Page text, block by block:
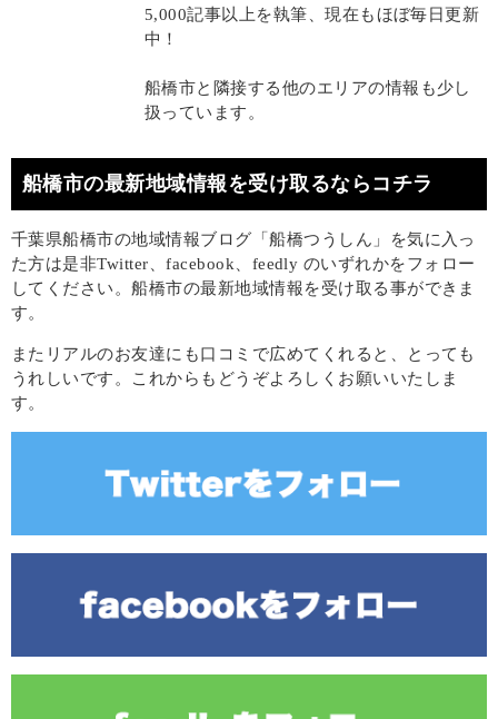
5,000記事以上を執筆、現在もほぼ毎日更新
中！
船橋市と隣接する他のエリアの情報も少し
扱っています。
船橋市の最新地域情報を受け取るならコチラ
千葉県船橋市の地域情報ブログ「船橋つうしん」を気に入っ
た方は是非Twitter、facebook、feedly のいずれかをフォロー
してください。船橋市の最新地域情報を受け取る事ができま
す。
またリアルのお友達にも口コミで広めてくれると、とっても
うれしいです。これからもどうぞよろしくお願いいたしま
す。